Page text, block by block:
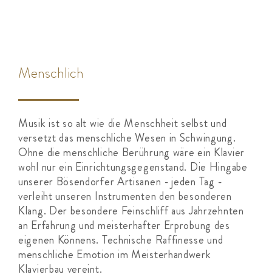
Menschlich
Musik ist so alt wie die Menschheit selbst und
versetzt das menschliche Wesen in Schwingung.
Ohne die menschliche Berührung wäre ein Klavier
wohl nur ein Einrichtungsgegenstand. Die Hingabe
unserer Bösendorfer Artisanen - jeden Tag -
verleiht unseren Instrumenten den besonderen
Klang. Der besondere Feinschliff aus Jahrzehnten
an Erfahrung und meisterhafter Erprobung des
eigenen Könnens. Technische Raffinesse und
menschliche Emotion im Meisterhandwerk
Klavierbau vereint.